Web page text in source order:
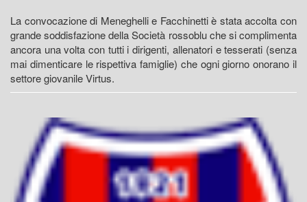
La convocazione di Meneghelli e Facchinetti è stata accolta con
grande soddisfazione della Società rossoblu che si complimenta
ancora una volta con tutti i dirigenti, allenatori e tesserati (senza
mai dimenticare le rispettiva famiglie) che ogni giorno onorano il
settore giovanile Virtus.